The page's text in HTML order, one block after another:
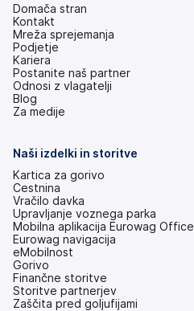
Domača stran
Kontakt
Mreža sprejemanja
Podjetje
Kariera
Postanite naš partner
Odnosi z vlagatelji
(odpre
se
zavihku)
Blog
Za medije
Naši izdelki in storitve
Kartica za gorivo
Cestnina
Vračilo davka
Upravljanje voznega parka
Mobilna aplikacija Eurowag Office
Eurowag navigacija
eMobilnost
Gorivo
Finančne storitve
Storitve partnerjev
Zaščita pred goljufijami